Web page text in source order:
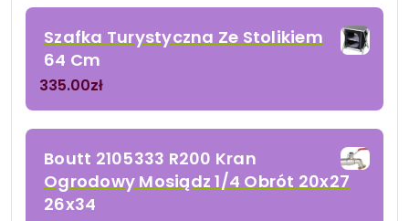
Szafka Turystyczna Ze Stolikiem
64 Cm
335.00zł
Boutt 2105333 R200 Kran
Ogrodowy Mosiądz 1/4 Obrót 20x27
26x34